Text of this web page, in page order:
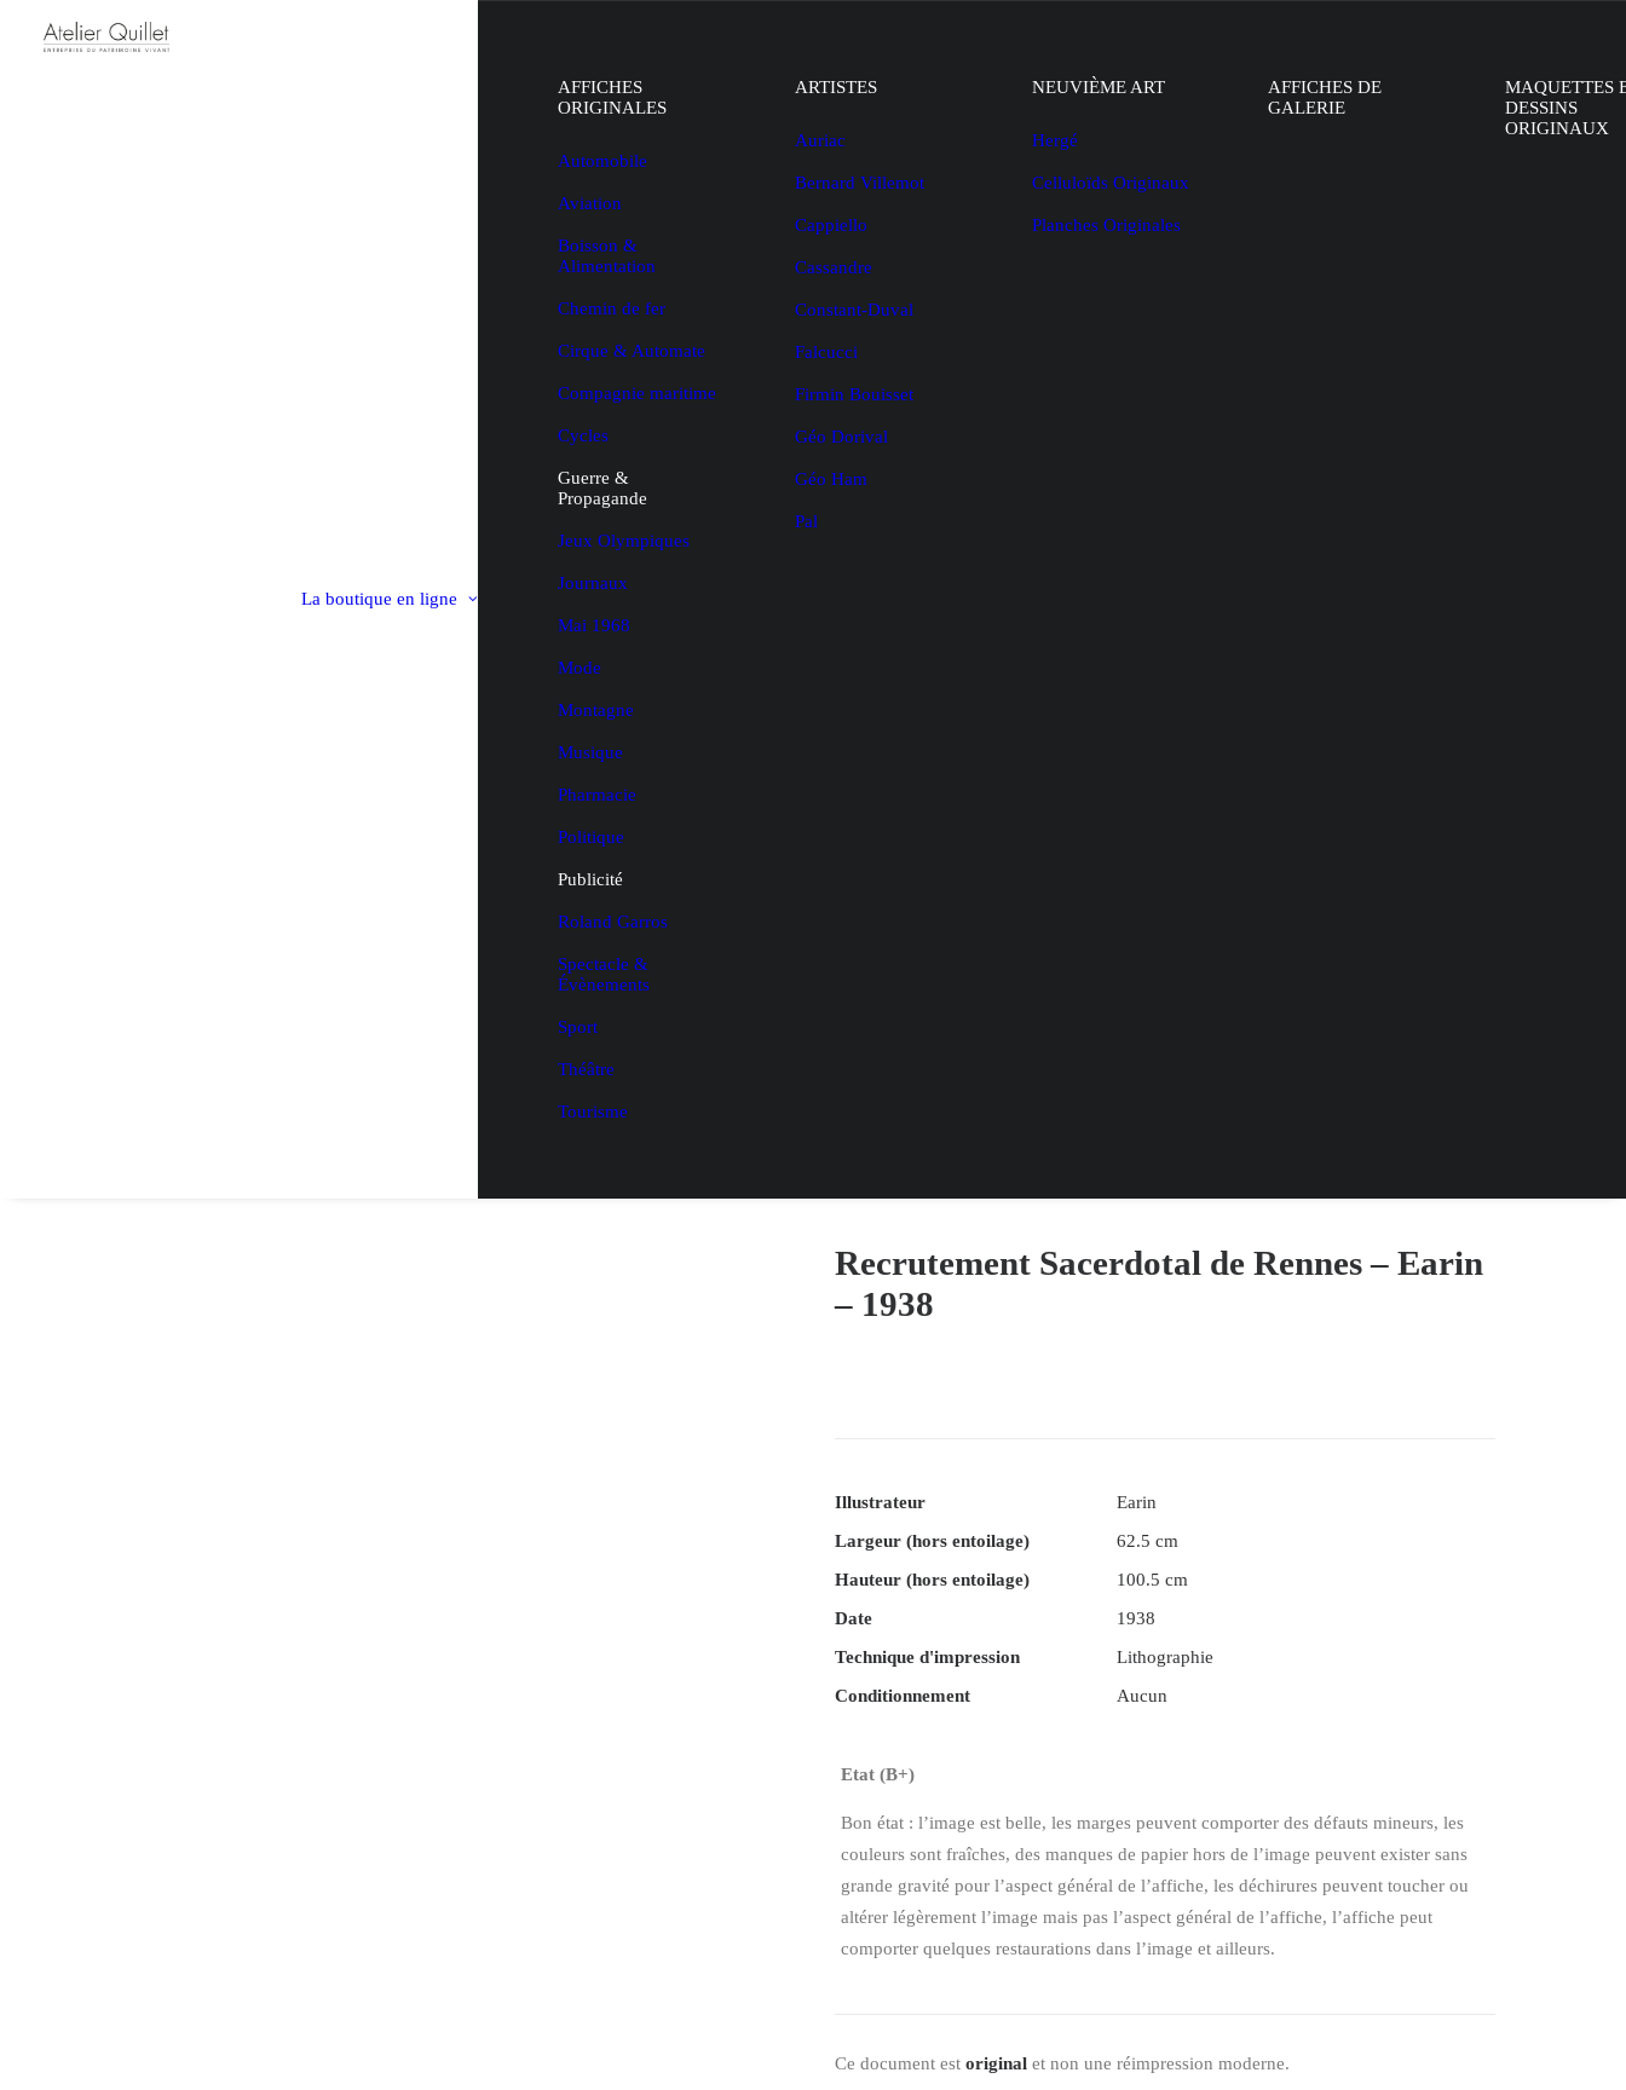
La boutique en ligne
AFFICHES
ORIGINALES
Automobile
Aviation
Boisson &
Alimentation
Chemin de fer
Cirque & Automate
Compagnie maritime
Cycles
Guerre &
Propagande
Jeux Olympiques
Journaux
Mai 1968
Mode
Montagne
Musique
Pharmacie
Politique
Publicité
Roland Garros
Spectacle &
Évènements
Sport
Théâtre
Tourisme
ARTISTES
Auriac
Bernard Villemot
Cappiello
Cassandre
Constant-Duval
Falcucci
Firmin Bouisset
Géo Dorival
Géo Ham
Pal
NEUVIÈME ART
Hergé
Celluloïds Originaux
Planches Originales
AFFICHES DE
GALERIE
MAQUETTES
DESSINS
ORIGINAUX
Recrutement Sacerdotal de Rennes – Earin
– 1938
Illustrateur
Earin
Largeur (hors entoilage)
62.5 cm
Hauteur (hors entoilage)
100.5 cm
Date
1938
Technique d'impression
Lithographie
Conditionnement
Aucun
Etat (B+)
Bon état : l’image est belle, les marges peuvent comporter des défauts mineurs, les
couleurs sont fraîches, des manques de papier hors de l’image peuvent exister sans
grande gravité pour l’aspect général de l’affiche, les déchirures peuvent toucher ou
altérer légèrement l’image mais pas l’aspect général de l’affiche, l’affiche peut
comporter quelques restaurations dans l’image et ailleurs.
Ce document est original et non une réimpression moderne.